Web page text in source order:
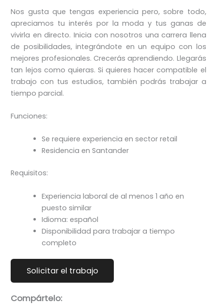
Nos gusta que tengas experiencia pero, sobre todo,
apreciamos tu interés por la moda y tus ganas de
vivirla en directo. Inicia con nosotros una carrera llena
de posibilidades, integrándote en un equipo con los
mejores profesionales. Crecerás aprendiendo. Llegarás
tan lejos como quieras. Si quieres hacer compatible el
trabajo con tus estudios, también podrás trabajar a
tiempo parcial.
Funciones:
Se requiere experiencia en sector retail
Residencia en Santander
Requisitos:
Experiencia laboral de al menos 1 año en
puesto similar
Idioma: español
Disponibilidad para trabajar a tiempo
completo
Compártelo: